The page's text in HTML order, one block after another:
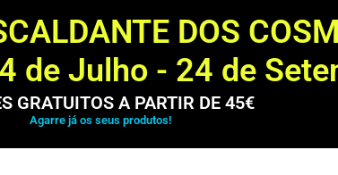
DOS
de Julho - 24 de
GRATUITOS A PARTIR DE 45€
Agarre já os seus produtos!